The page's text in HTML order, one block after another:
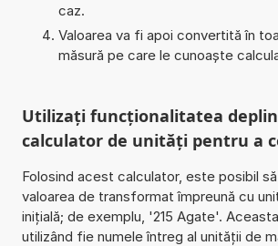
caz.
Valoarea va fi apoi convertită în
măsură pe care le cunoaște
Utilizați funcționalitatea
calculator de unități pentru a
Folosind acest calculator, este posibil
valoarea de transformat împreună cu
inițială; de exemplu, '215 Agate'.
utilizând fie numele întreg al unității de